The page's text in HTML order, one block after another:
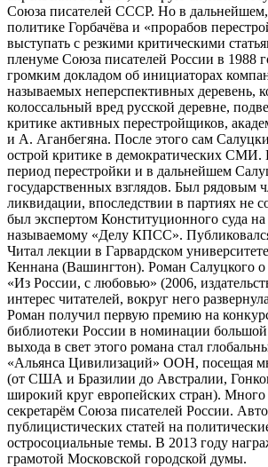
Союза писателей СССР. Но в дальнейшем,
политике Горбачёва и «прорабов
выступать с резкими критическими
пленуме Союза писателей России в 1988
громким докладом об инициаторах
называемых неперспективных деревень,
колоссальный вред русской деревне,
критике активных перестройщиков,
и А. Аганбегяна. После этого сам
острой критике в демократических СМИ.
период перестройки и в дальнейшем
государственных взглядов. Был
ликвидации, впоследствии в партиях не
был экспертом Конституционного суда на
называемому «Делу КПСС».
Читал лекции в Гарвардском
Кеннана (Вашингтон). Роман Салуцкого о
«Из России, с любовью» (2006,
интерес читателей, вокруг него
Роман получил первую премию на
библиотеки России в номинации
выхода в свет этого романа стал
«Альянса Цивилизаций» ООН, посещая
(от США и Бразилии до Австралии,
широкий круг европейских стран).
секретарём Союза писателей России.
публицистических статей на
остросоциальные темы. В 2013 году
грамотой Московской городской думы.